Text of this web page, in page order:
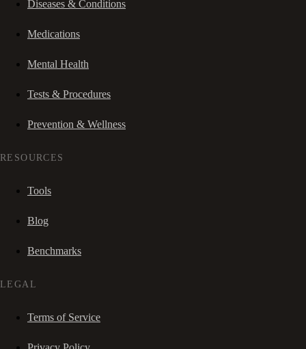
Diseases & Conditions
Medications
Mental Health
Tests & Procedures
Prevention & Wellness
RESOURCES
Tools
Blog
Benchmarks
LEGAL
Terms of Service